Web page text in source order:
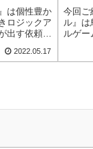
は個性豊か
ロジックア
出す依頼に
すよ！
2022.05.17
今回ご
ル』
ルゲー
ます